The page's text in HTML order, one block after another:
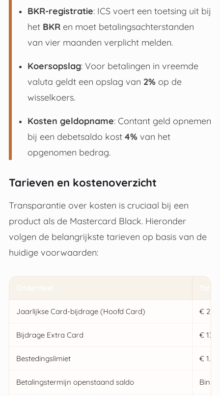
BKR-registratie: ICS voert een toetsing uit bij
het BKRen moet betalingsachterstanden
van vier maanden verplicht melden.
Koersopslag: Voor betalingen in vreemde
valuta geldt een opslag van 2% op de
wisselkoers.
Kosten geldopname: Contant geld opnemen
bij een debetsaldo kost 4% van het
opgenomen bedrag.
Tarieven en kostenoverzicht
Transparantie over kosten is cruciaal bij een
product als de Mastercard Black. Hieronder
volgen de belangrijkste tarieven op basis van de
huidige voorwaarden:
Jaarlijkse Card-bijdrage (Hoofd Card) €
Bijdrage Extra Card €
Bestedingslimiet €
Betalingstermijn openstaand saldo